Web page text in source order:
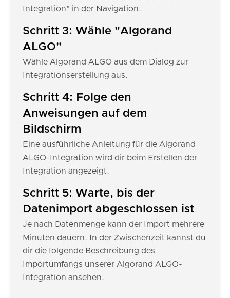
Integration" in der Navigation.
Schritt 3: Wähle "Algorand
ALGO"
Wähle Algorand ALGO aus dem Dialog zur
Integrationserstellung aus.
Schritt 4: Folge den
Anweisungen auf dem
Bildschirm
Eine ausführliche Anleitung für die Algorand
ALGO-Integration wird dir beim Erstellen der
Integration angezeigt.
Schritt 5: Warte, bis der
Datenimport abgeschlossen ist
Je nach Datenmenge kann der Import mehrere
Minuten dauern. In der Zwischenzeit kannst du
dir die folgende Beschreibung des
Importumfangs unserer Algorand ALGO-
Integration ansehen.